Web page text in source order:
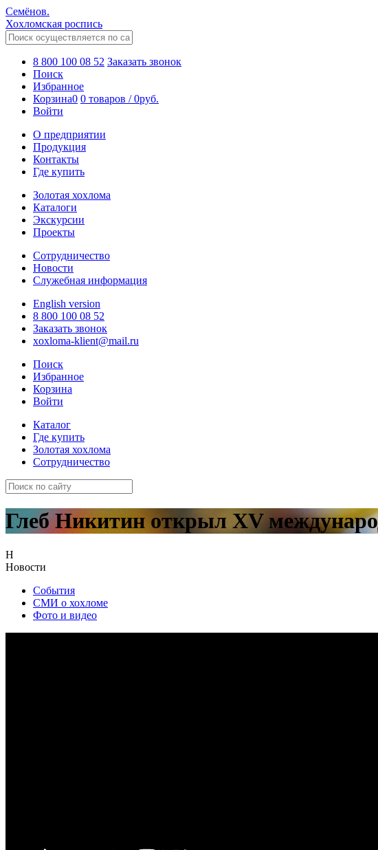
Семёнов.
Хохломская роспись
8 800 100 08 52 Заказать звонок
Поиск
Избранное
Корзина0 0 товаров /0руб.
Войти
О предприятии
Продукция
Контакты
Где купить
Золотая хохлома
Каталоги
Экскурсии
Проекты
Сотрудничество
Новости
Служебная информация
English version
8 800 100 08 52
Заказать звонок
xoxloma-klient@mail.ru
Поиск
Избранное
Корзина
Войти
Каталог
Где купить
Золотая хохлома
Сотрудничество
Глеб Никитин открыл XV
Н
Новости
События
СМИ о хохломе
Фото и видео